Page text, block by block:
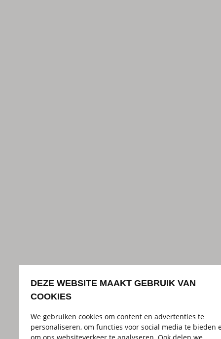
DEZE WEBSITE MAAKT GEBRUIK VAN
COOKIES
We gebruiken cookies om content en advertenties te
personaliseren, om functies voor social media te bieden